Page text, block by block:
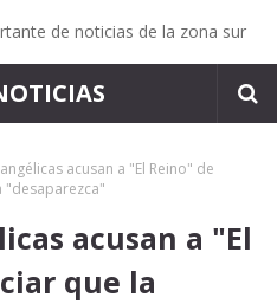
de noticias de la zona sur
acusan a "El Reino" de
"desaparezca"
acusan a "El
que la